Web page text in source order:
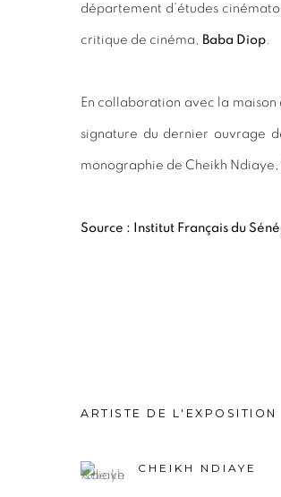
département d’études
critique de cinéma, Baba Diop
En collaboration avec la
signature du dernier ouvrage
monographie de Cheikh Ndiaye,
Source : Institut Français du
ARTISTE DE L'EXPOSITION
CHEIKH NDIAYE